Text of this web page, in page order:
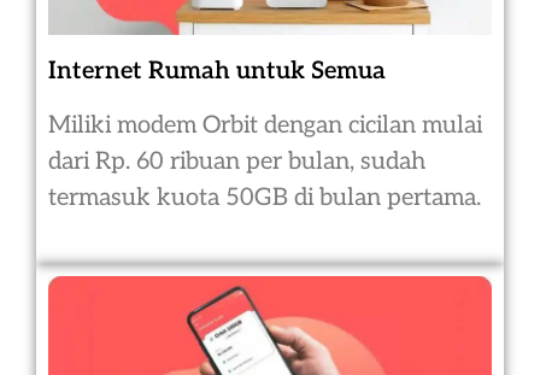
Internet Rumah untuk Semua
Miliki modem Orbit dengan cicilan mulai
dari Rp. 60 ribuan per bulan, sudah
termasuk kuota 50GB di bulan pertama.